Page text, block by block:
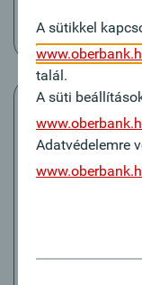
Útmutató
A sütikkel
talál.
A süti
Adatvédelemre